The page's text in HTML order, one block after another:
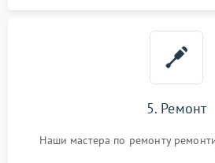
5. Ремонт
Наши мастера по ремонту